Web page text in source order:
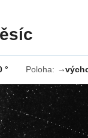
° Poloha: ↓